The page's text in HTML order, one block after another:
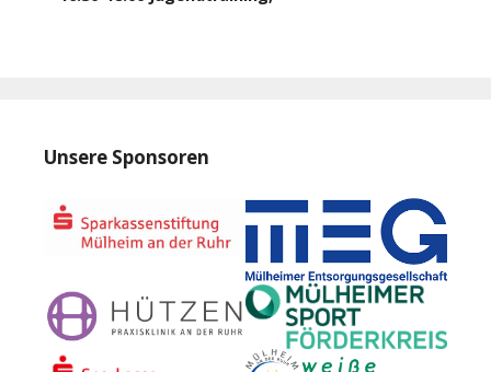
Unsere Sponsoren